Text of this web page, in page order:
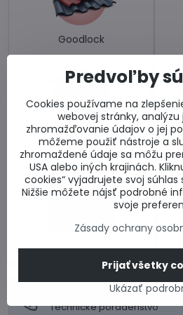
Goodlock
Krytina ROVA Click
Strešné doplnky Lindab
0917 969 003
Technické poradenstvo
Predvoľby
Cookies používame na
webovej stránky,
zhromažďovanie údajov o jej
môžeme použiť nástroje a
zhromaždené údaje sa môžu
USA alebo iných krajinách.
cookies“ vyjadrujete svoj
Nižšie môžete nájsť podrobné
svoje
Zásady ochrany
Ukázať
Prijať všetky